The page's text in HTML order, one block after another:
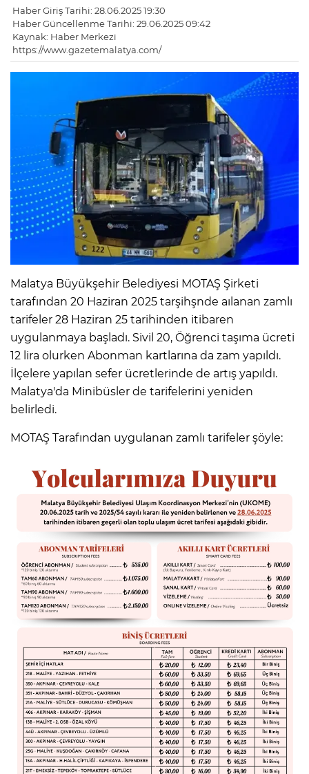
Haber Giriş Tarihi: 28.06.2025 19:30
Haber Güncellenme Tarihi: 29.06.2025 09:42
Kaynak: Haber Merkezi
https://www.gazetemalatya.com/
Malatya Büyükşehir Belediyesi MOTAŞ Şirketi
tarafından 20 Haziran 2025 tarşihşnde aılanan zamlı
tarifeler 28 Haziran 25 tarihinden itibaren
uygulanmaya başladı. Sivil 20, Öğrenci taşıma ücreti
12 lira olurken Abonman kartlarına da zam yapıldı.
İlçelere yapılan sefer ücretlerinde de artış yapıldı.
Malatya'da Minibüsler de tarifelerini yeniden
belirledi.
MOTAŞ Tarafından uygulanan zamlı tarifeler şöyle: